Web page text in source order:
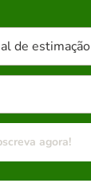
de estimação
agora!